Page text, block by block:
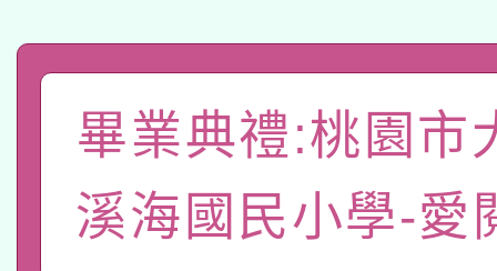
礎課程
A3數位素養講師名單
「數位內容與教學軟體
pilot」
有關大陸委員會函釋公
薪期間赴陸應申請許可
轉知經濟部水利署委託
畢業典禮:桃園市
溪海國民小學-愛